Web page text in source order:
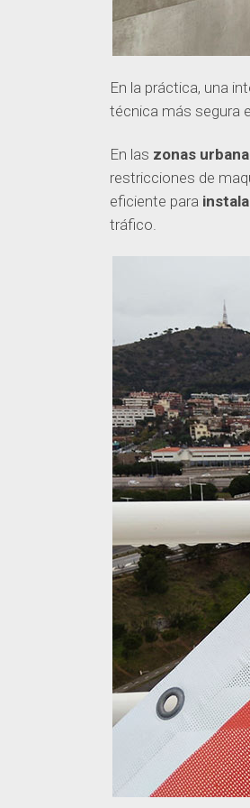
En la práctica, una
técnica más segura
En las zonas
restricciones de
eficiente para
tráfico.